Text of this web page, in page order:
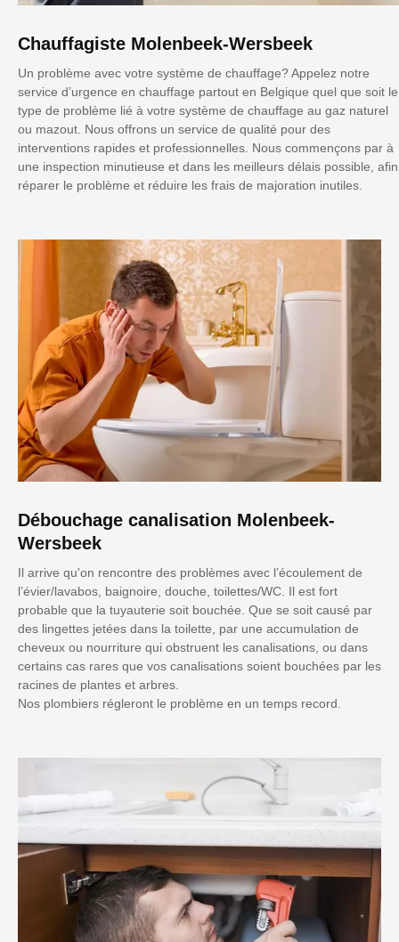
Chauffagiste Molenbeek-Wersbeek
Un problème avec votre système de chauffage? Appelez notre
service d’urgence en chauffage partout en Belgique quel que soit le
type de problème lié à votre système de chauffage au gaz naturel
ou mazout. Nous offrons un service de qualité pour des
interventions rapides et professionnelles. Nous commençons par à
une inspection minutieuse et dans les meilleurs délais possible, afin
réparer le problème et réduire les frais de majoration inutiles.
Débouchage canalisation Molenbeek-
Wersbeek
Il arrive qu'on rencontre des problèmes avec l’écoulement de
l’évier/lavabos, baignoire, douche, toilettes/WC. Il est fort
probable que la tuyauterie soit bouchée. Que se soit causé par
des lingettes jetées dans la toilette, par une accumulation de
cheveux ou nourriture qui obstruent les canalisations, ou dans
certains cas rares que vos canalisations soient bouchées par les
racines de plantes et arbres.
Nos plombiers régleront le problème en un temps record.